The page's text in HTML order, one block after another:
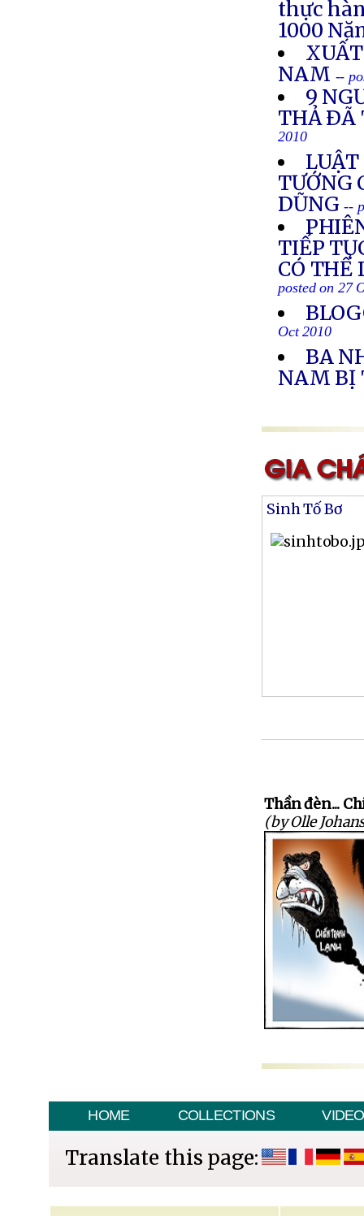
thực
1000
NAM --
9
THẢ ÐÃ
2010
TƯỚNG
DŨNG --
TIẾP
CÓ THỂ
posted on 27
Oct 2010
BA
NAM BỊ
Sinh Tố Bơ
Thần đèn...
(by Olle
HOME COLLECTIONS VIDEO
Translate this page: